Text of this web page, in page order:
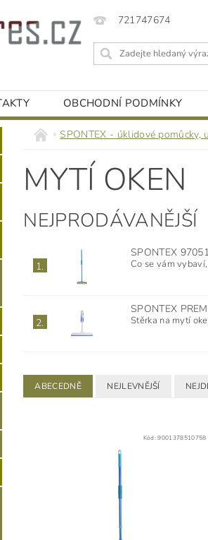
721747674
OBCHODNÍ PODMÍNKY
SPONTEX - úklidové pomůcky,
MYTÍ OKEN
NEJPRODÁVANĚJŠÍ
1.
SPONTEX
Co se vám
2.
SPONTEX
Stěrka na mytí
ABECEDNĚ NEJLEVNĚJŠÍ
Kód:9001378510758